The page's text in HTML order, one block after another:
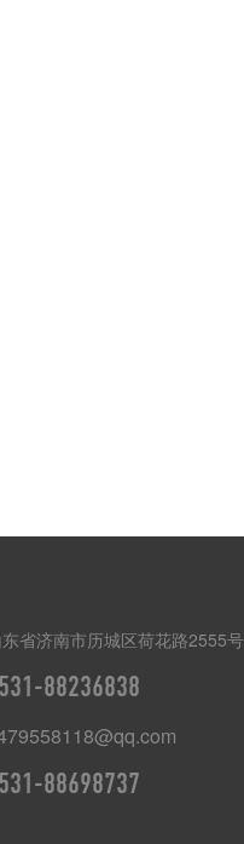
省济南市历城区荷花路2555号
88236838
88698737